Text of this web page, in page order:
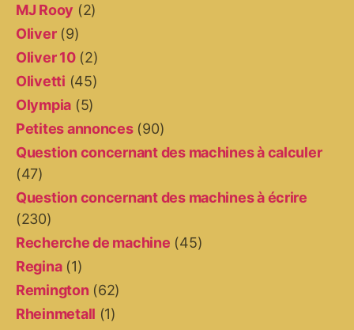
MJ Rooy (2)
Oliver(9)
Oliver 10(2)
Olivetti (45)
Olympia (5)
Petites annonces(90)
Question concernant des machines à calculer
(47)
Question concernant des machines à écrire
(230)
Recherche de machine (45)
Regina(1)
Remington (62)
Rheinmetall (1)